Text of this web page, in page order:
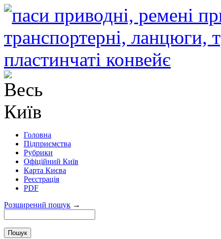
Головна
Підприємства
Рубрики
Офіційний Київ
Карта Києва
Реєстрація
PDF
Розширений пошук →